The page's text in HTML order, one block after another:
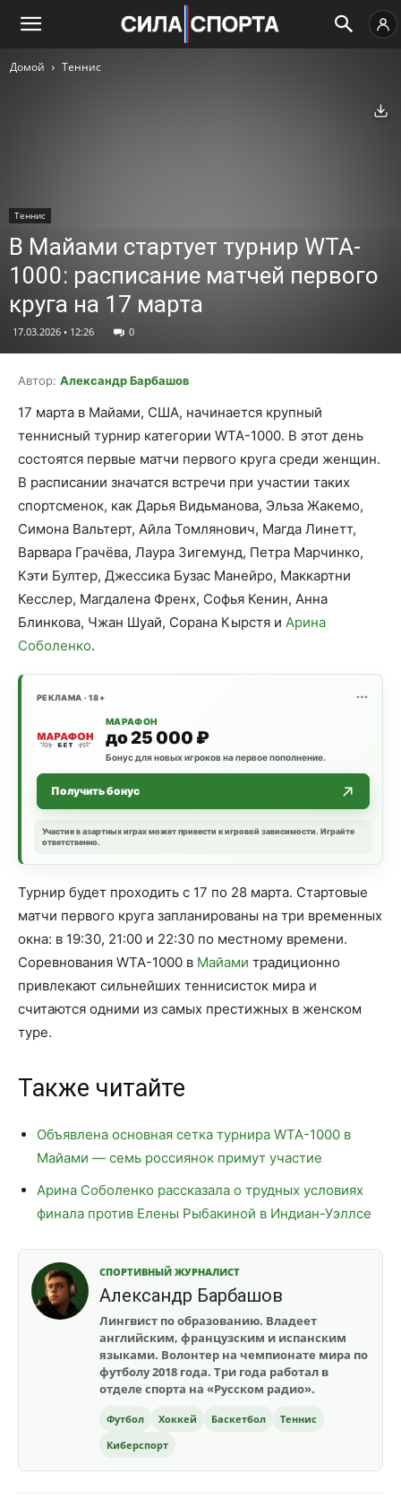
Домой Теннис
Теннис
В Майами стартует турнир WTA-
1000: расписание матчей первого
круга на 17 марта
17.03.2026 • 12:26 0
Автор: Александр Барбашов
17 марта в Майами, США, начинается крупный
теннисный турнир категории WTA-1000. В этот день
состоятся первые матчи первого круга среди женщин.
В расписании значатся встречи при участии таких
спортсменок, как Дарья Видьманова, Эльза Жакемо,
Симона Вальтерт, Айла Томлянович, Магда Линетт,
Варвара Грачёва, Лаура Зигемунд, Петра Марчинко,
Кэти Бултер, Джессика Бузас Манейро, Маккартни
Кесслер, Магдалена Френх, Софья Кенин, Анна
Блинкова, Чжан Шуай, Сорана Кырстя и Арина
Соболенко.
РЕКЛАМА · 18+
МАРАФОН
до 25 000 ₽
Бонус для новых игроков на первое пополнение.
Получить бонус
Участие в азартных играх может привести к игровой зависимости. Играйте
ответственно.
Турнир будет проходить с 17 по 28 марта. Стартовые
матчи первого круга запланированы на три временных
окна: в 19:30, 21:00 и 22:30 по местному времени.
Соревнования WTA-1000 в Майами традиционно
привлекают сильнейших теннисисток мира и
считаются одними из самых престижных в женском
туре.
Также читайте
Объявлена основная сетка турнира WTA-1000 в
Майами — семь россиянок примут участие
Арина Соболенко рассказала о трудных условиях
финала против Елены Рыбакиной в Индиан-Уэллсе
СПОРТИВНЫЙ ЖУРНАЛИСТ
Александр Барбашов
Лингвист по образованию. Владеет
английским, французским и испанским
языками. Волонтер на чемпионате мира по
футболу 2018 года. Три года работал в
отделе спорта на «Русском радио».
Футбол Хоккей Баскетбол
Теннис
Киберспорт